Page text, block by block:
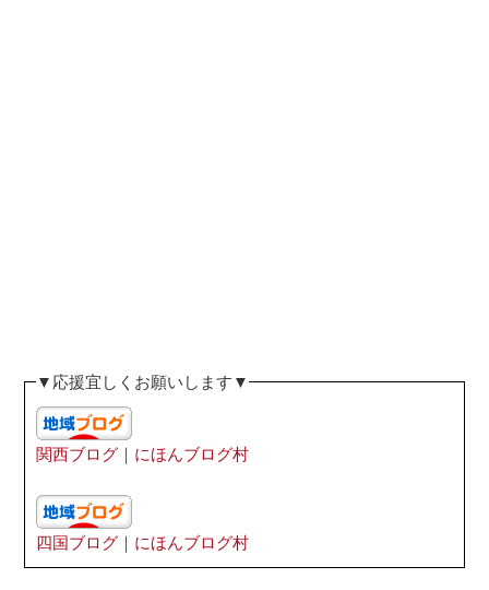
▼応援宜しくお願いします▼
関西ブログ｜にほんブログ村
四国ブログ｜にほんブログ村